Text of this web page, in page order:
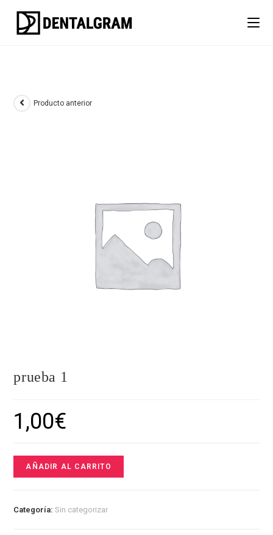
Producto anterior
prueba 1
1,00€
AÑADIR AL CARRITO
Categoría:Sin categorizar